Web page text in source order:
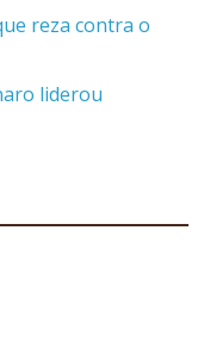
reza contra o
liderou